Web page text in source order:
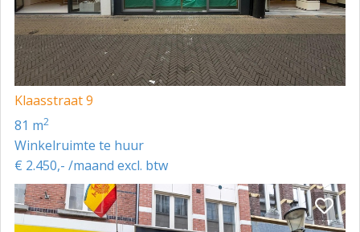
Klaasstraat 9
81 m2
Winkelruimte te huur
€ 2.450,- /maand excl. btw